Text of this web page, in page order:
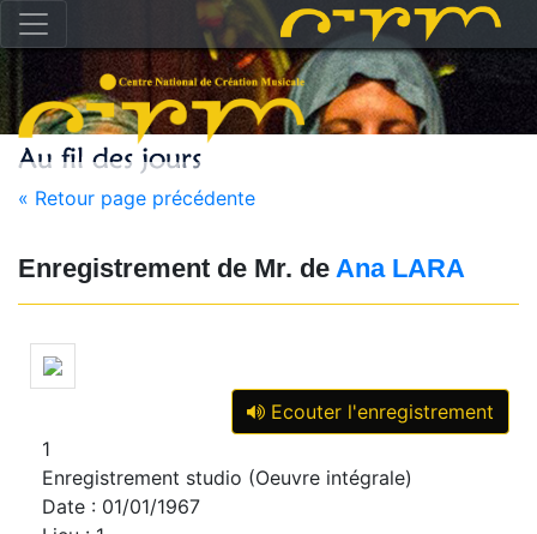
« Retour page précédente
Enregistrement de Mr. de Ana LARA
Ecouter l'enregistrement
1
Enregistrement studio (Oeuvre intégrale)
Date : 01/01/1967